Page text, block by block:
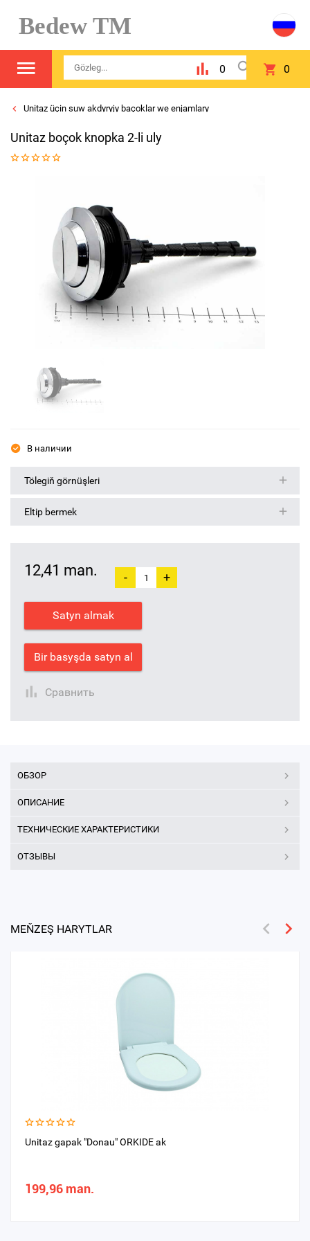
Bedew TM
0 0
Unitaz üçin suw akdyryjy baçoklar we enjamlary
Unitaz boçok knopka 2-li uly
В наличии
Tölegiň görnüşleri
Eltip bermek
12,41 man. - +
Satyn almak
Bir basyşda satyn al
Сравнить
ОБЗОР
ОПИСАНИЕ
ТЕХНИЧЕСКИЕ ХАРАКТЕРИСТИКИ
ОТЗЫВЫ
MEŇZEŞ HARYTLAR
Unitaz gapak "Donau" ORKIDE ak
199,96 man.